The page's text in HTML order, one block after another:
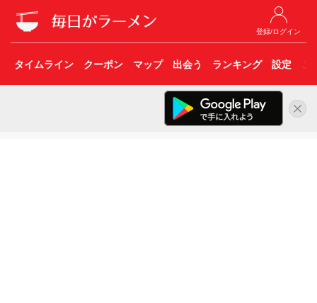
登録/ログイン
タイムライン クーポン マップ 出会う ランキング 設定 こ